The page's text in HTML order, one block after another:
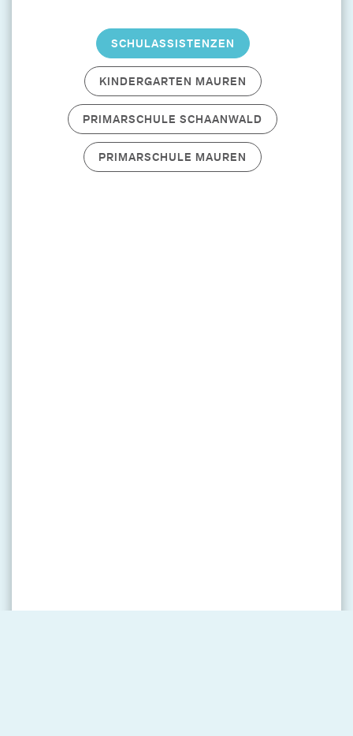
SCHULASSISTENZEN
KINDERGARTEN MAUREN
PRIMARSCHULE SCHAANWALD
PRIMARSCHULE MAUREN